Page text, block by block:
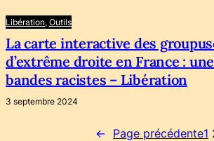
Libération, Outils
La carte interactive des
d’extrême droite en France :
bandes racistes – Libération
3 septembre 2024
← Page précédente1